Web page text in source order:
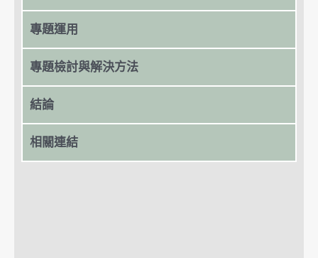
專題運用
專題檢討與解決方法
結論
相關連結